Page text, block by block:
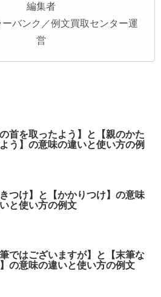
編集者
バンク／例文買取センター運
営
の首を取ったよう】と【親のかた
う】の意味の違いと使い方の例
きつけ】と【かかりつけ】の意味
と使い方の例文
筆ではございますが】と【末筆な
の意味の違いと使い方の例文